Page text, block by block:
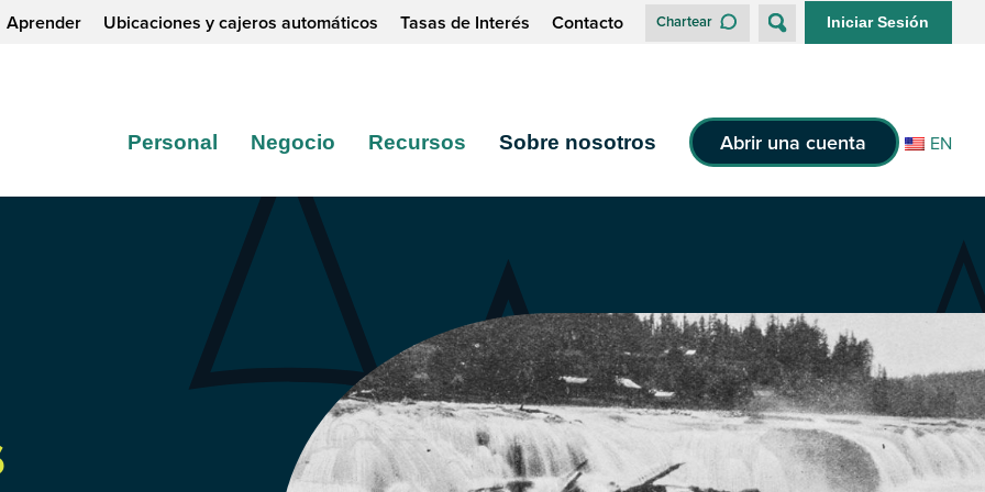
Aprender Ubicaciones y cajeros automáticos Tasas de Interés Contacto Chartear Iniciar Sesión
Personal Negocio Recursos Sobre nosotros Abrir una cuenta EN